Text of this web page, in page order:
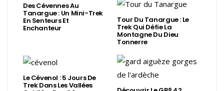
Des Cévennes Au
Tanargue : Un Mini-Trek
En Senteurs Et
Enchanteur
Tour Du Tanargue : Le
Trek Qui Défie La
Montagne Du Dieu
Tonnerre
Le Cévenol : 5 Jours De
Trek Dans Les Vallées